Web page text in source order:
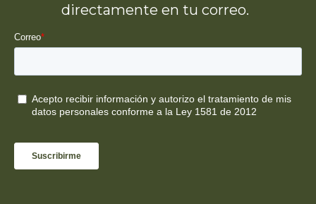
directamente en tu correo.